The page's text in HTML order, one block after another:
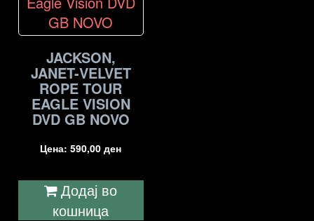
JACKSON,
JANET-VELVET
ROPE TOUR
EAGLE VISION
DVD GB NOVO
Цена:590,00ден
Додај во
кошница